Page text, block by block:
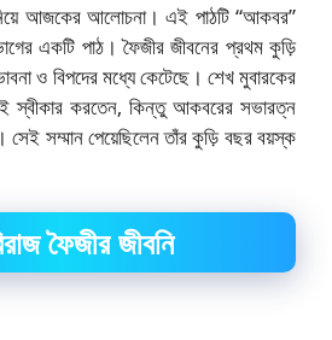
আজকের আলোচনা। এই পাঠটি “আকবর”
একটি পাঠ।ফৈজীর জীবনের প্রথম কুড়ি
ও বিপদের মধ্যে কেটেছে। শেখ মুবারকের
স্বীকার করতেন, কিন্তু আকবরের সভারত্ন
সেই সম্মান পেয়েছিলেন তাঁর কুড়ি বছর বয়স্ক
ফৈজীর জীবনি